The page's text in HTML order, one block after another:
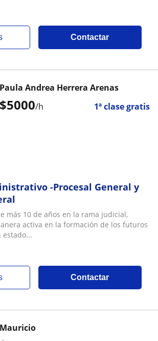
Contactar
$5000/h 1ª clase gratis
Paula Andrea Herrera Arenas
-Procesal General y
más 10 de años en la rama judicial,
activa en la formación de los futuros
estado...
Contactar
Mauricio